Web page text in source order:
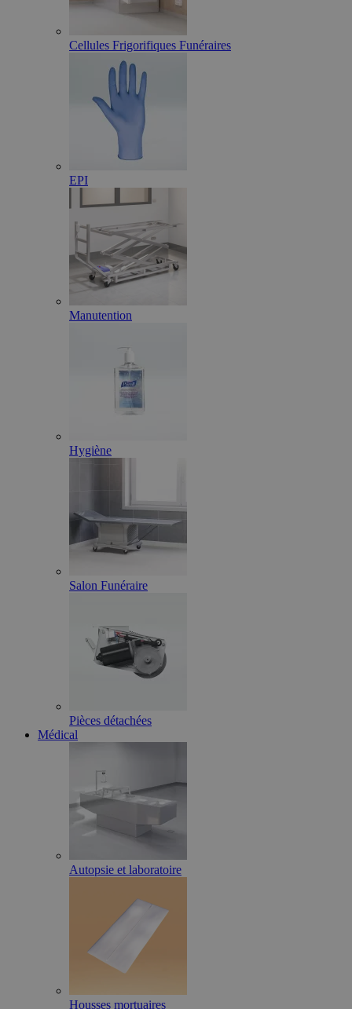
Cellules Frigorifiques Funéraires
EPI
Manutention
Hygiène
Salon Funéraire
Pièces détachées
Médical
Autopsie et laboratoire
Housses mortuaires